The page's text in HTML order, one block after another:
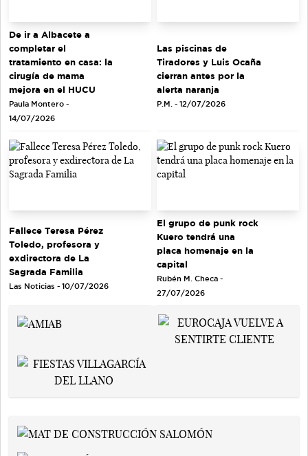
De ir a Albacete a
completar el
tratamiento en casa: la
cirugía de mama
mejora en el HUCU
Paula Montero -
14/07/2026
Las piscinas de
Tiradores y Luis Ocaña
cierran antes por la
alerta naranja
P.M. - 12/07/2026
Fallece Teresa Pérez
Toledo, profesora y
exdirectora de La
Sagrada Familia
Las Noticias - 10/07/2026
El grupo de punk rock
Kuero tendrá una
placa homenaje en la
capital
Rubén M. Checa -
27/07/2026